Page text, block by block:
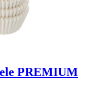
PREMIUM